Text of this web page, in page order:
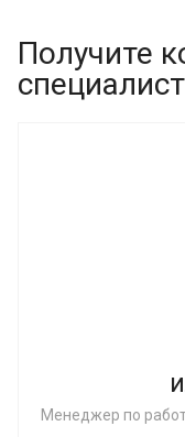
Получите
Менеджер по